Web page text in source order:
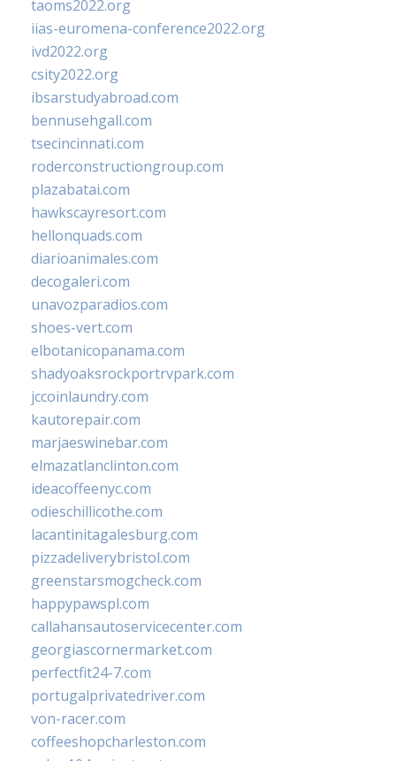
taoms2022.org
iias-euromena-conference2022.org
ivd2022.org
csity2022.org
ibsarstudyabroad.com
bennusehgall.com
tsecincinnati.com
roderconstructiongroup.com
plazabatai.com
hawkscayresort.com
hellonquads.com
diarioanimales.com
decogaleri.com
unavozparadios.com
shoes-vert.com
elbotanicopanama.com
shadyoaksrockportrvpark.com
jccoinlaundry.com
kautorepair.com
marjaeswinebar.com
elmazatlanclinton.com
ideacoffeenyc.com
odieschillicothe.com
lacantinitagalesburg.com
pizzadeliverybristol.com
greenstarsmogcheck.com
happypawspl.com
callahansautoservicecenter.com
georgiascornermarket.com
perfectfit24-7.com
portugalprivatedriver.com
von-racer.com
coffeeshopcharleston.com